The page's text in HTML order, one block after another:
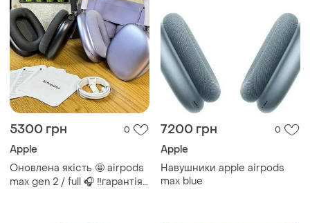
5300 грн 0
Apple
Оновлена якість 🤩 airpods
max gen 2 / full 🎧 ‼️гарантія
7200 грн 0
Apple
Навушники apple airpods
max blue